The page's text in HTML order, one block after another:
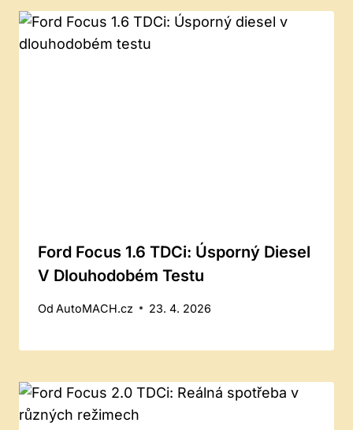
Ford Focus 1.6 TDCi: Úsporný Diesel
V Dlouhodobém Testu
Od AutoMACH.cz 23. 4. 2026